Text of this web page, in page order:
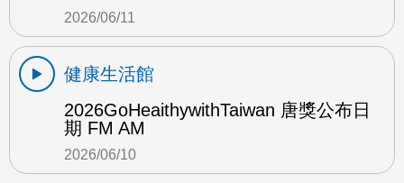
2026/06/11
健康生活館
2026GoHeaithywithTaiwan 唐獎公布日
期 FM AM
2026/06/10